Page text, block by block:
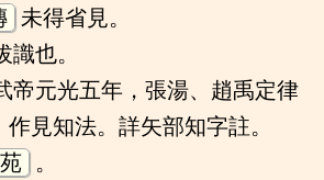
未得省見。
識也。
帝元光五年，張湯、趙禹定律
見知法。詳矢部知字註。
。